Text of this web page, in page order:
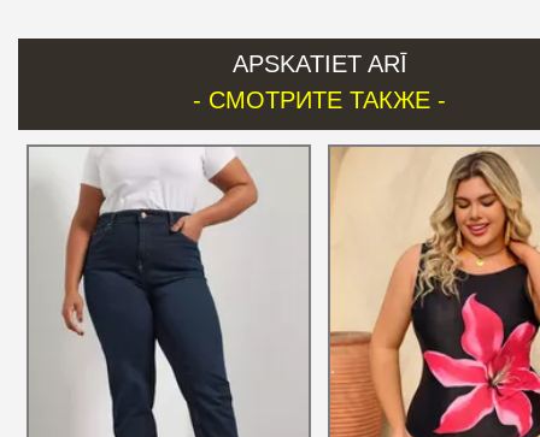
APSKATIET ARĪ
- СМОТРИТЕ ТАКЖЕ -